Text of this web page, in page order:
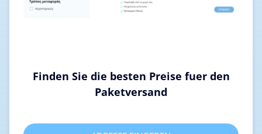
Finden Sie die besten Preise fuer den
Paketversand